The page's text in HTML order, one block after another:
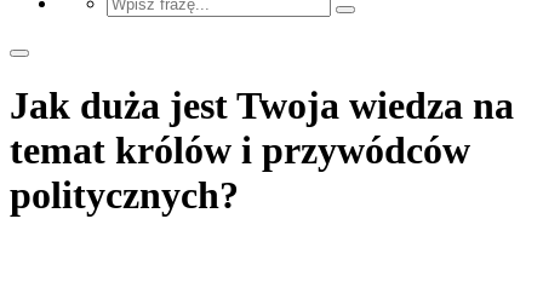
Jak duża jest Twoja wiedza na
temat królów i przywódców
politycznych?